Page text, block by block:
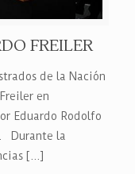
FREILER
de la Nación
en
Eduardo Rodolfo
Durante la
[…]